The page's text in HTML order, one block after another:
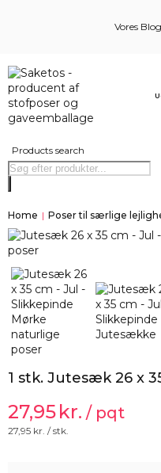
Vores Blog
Products search
Home | Poser til særlige
1 stk. Jutesæk 26 x
27,95kr. / pqt
27,95 kr. / stk.